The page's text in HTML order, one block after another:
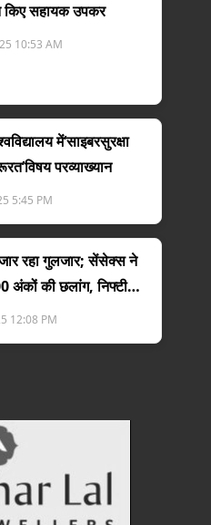
यूएस-ईरान डील पर
किए सहायक उपकर
10:53 AM
में‘साइबरसुरक्षा
परव्याख्यान
5:45 PM
रहा गुलजार; सेंसेक्स ने
अंकों की छलांग, निफ्टी
12:08 PM